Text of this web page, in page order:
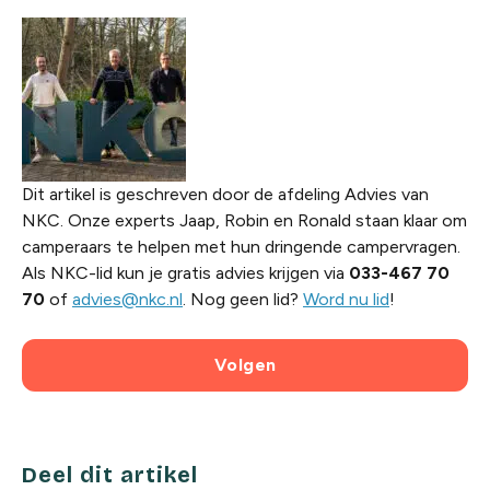
Dit artikel is geschreven door de afdeling Advies van
NKC. Onze experts Jaap, Robin en Ronald staan klaar om
camperaars te helpen met hun dringende campervragen.
Als NKC-lid kun je gratis advies krijgen via 033-467 70
70 of advies@nkc.nl. Nog geen lid? Word nu lid!
Volgen
Deel dit artikel